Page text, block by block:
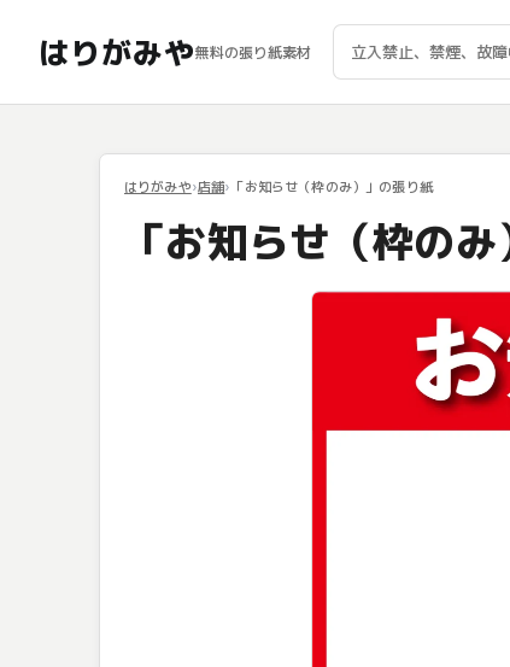
はりがみや無料の張り紙素材
はりがみや 店舗 「お知らせ（枠のみ）」の張り紙
「お知らせ（枠の